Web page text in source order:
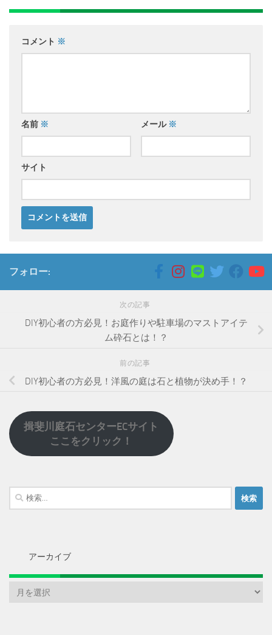
コメント ※
名前 ※ メール ※
サイト
フォロー:
次の記事
DIY初心者の方必見！お庭作りや駐車場のマストアイテ
ム砕石とは！？
前の記事
DIY初心者の方必見！洋風の庭は石と植物が決め手！？
揖斐川庭石センターECサイト
ここをクリック！
検
索:
アーカイブ